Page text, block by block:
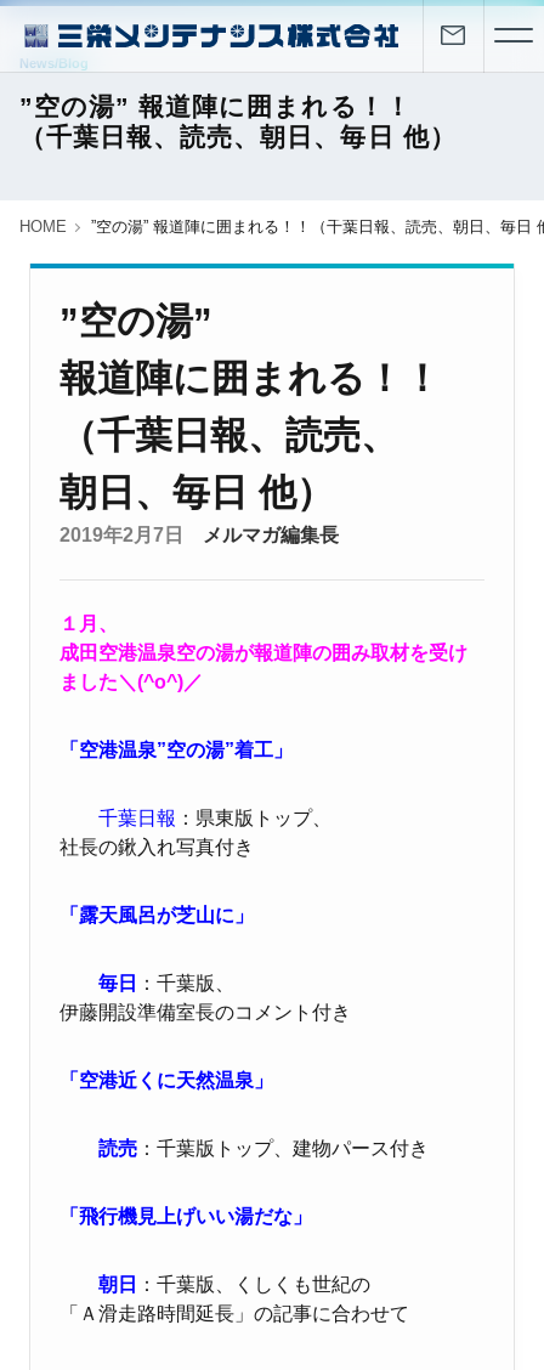
News/Blog
”空の湯” 報道陣に囲まれる！！
（千葉日報、読売、朝日、毎日 他）
HOME ”空の湯” 報道陣に囲まれる！！（千葉日報、読売、朝日、毎日
”空の湯”
報道陣に囲まれる！！
（千葉日報、読売、
朝日、毎日 他）
2019年2月7日 メルマガ編集長
１月、
成田空港温泉空の湯が報道陣の囲み取材を受け
ました＼(^o^)／
「空港温泉”空の湯”着工」
千葉日報 ：県東版トップ、
社長の鍬入れ写真付き
「露天風呂が芝山に」
毎日
：千葉版、
伊藤開設準備室長のコメント付き
「空港近くに天然温泉」
読売 ：千葉版トップ、建物パース付き
「飛行機見上げいい湯だな」
朝日
：千葉版、くしくも世紀の
「Ａ滑走路時間延長」の記事に合わせて